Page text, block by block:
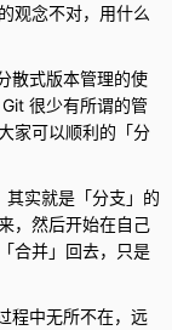
观念不对，用什么
散式版本管理的使
很少有所谓的管
家可以顺利的「分
实就是「分支」的
，然后开始在自己
合并」回去，只是
程中无所不在，远